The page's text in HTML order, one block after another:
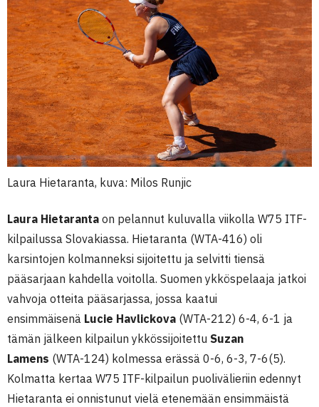
Laura Hietaranta, kuva: Milos Runjic
Laura Hietaranta on pelannut kuluvalla viikolla W75 ITF-
kilpailussa Slovakiassa. Hietaranta (WTA-416) oli
karsintojen kolmanneksi sijoitettu ja selvitti tiensä
pääsarjaan kahdella voitolla. Suomen ykköspelaaja jatkoi
vahvoja otteita pääsarjassa, jossa kaatui
ensimmäisenä Lucie Havlickova (WTA-212) 6-4, 6-1 ja
tämän jälkeen kilpailun ykkössijoitettu Suzan
Lamens (WTA-124) kolmessa erässä 0-6, 6-3, 7-6(5).
Kolmatta kertaa W75 ITF-kilpailun puolivälieriin edennyt
Hietaranta ei onnistunut vielä etenemään ensimmäistä